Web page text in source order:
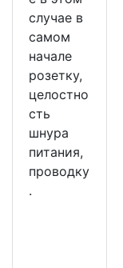
случае в
самом
начале
розетку,
целостно
сть
шнура
питания,
проводку
.